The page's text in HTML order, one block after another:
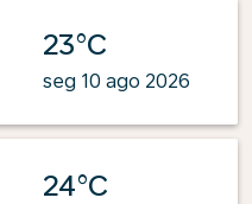
23°C
seg 10 ago 2026
24°C